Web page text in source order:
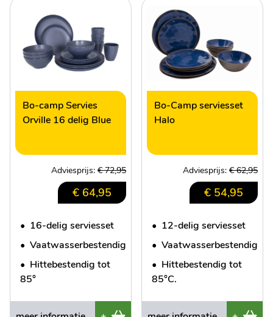
Bo-camp Servies
Orville 16 delig Blue
Adviesprijs: € 72,95
€ 64,95
• 16-delig serviesset
• Vaatwasserbestendig
• Hittebestendig tot
85°
Bo-Camp serviesset
Halo
Adviesprijs: € 62,95
€ 54,95
• 12-delig serviesset
• Vaatwasserbestendig
• Hittebestendig tot
85°C.